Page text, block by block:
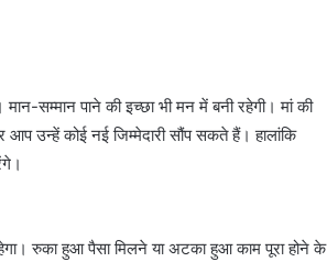
सम्मान पाने की इच्छा भी मन में बनी रहेगी। मां की
उन्हें कोई नई जिम्मेदारी सौंप सकते हैं। हालांकि
रुका हुआ पैसा मिलने या अटका हुआ काम पूरा होने के